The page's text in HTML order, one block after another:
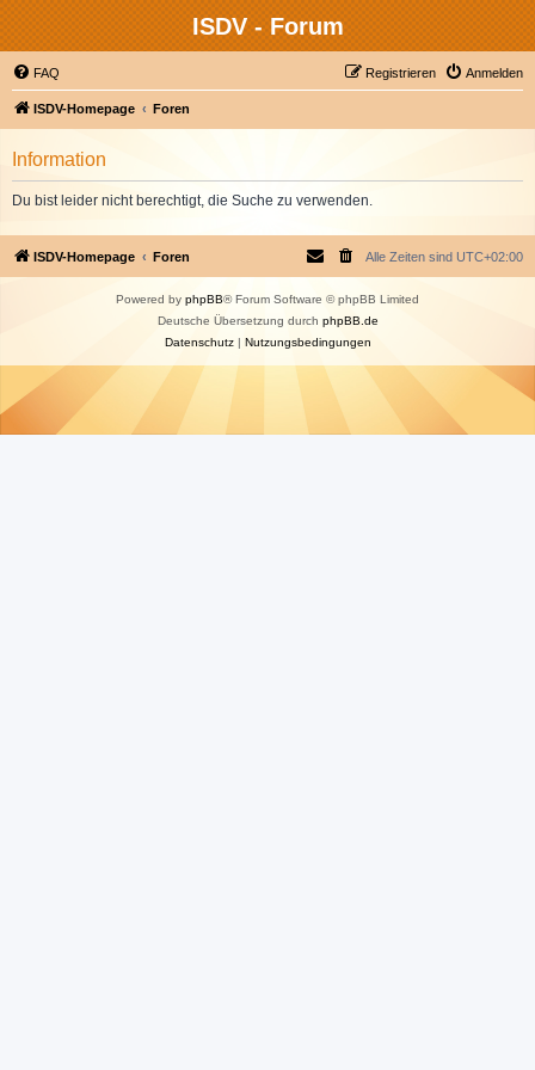
ISDV - Forum
FAQ Anmelden
Registrieren
ISDV-Homepage Foren
Information
Du bist leider nicht berechtigt, die Suche zu verwenden.
ISDV-Homepage Foren Alle Zeiten sind UTC+02:00
Powered by phpBB® Forum Software © phpBB Limited
Deutsche Übersetzung durch phpBB.de
Datenschutz| Nutzungsbedingungen